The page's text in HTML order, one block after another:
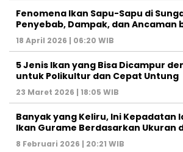
Fenomena Ikan Sapu-Sapu di
Penyebab, Dampak, dan Ancaman
18 April 2026 | 06:20 WIB
5 Jenis Ikan yang Bisa Dicampur
untuk Polikultur dan Cepat Untung
23 Maret 2026 | 18:05 WIB
Banyak yang Keliru, Ini Kepadatan
Ikan Gurame Berdasarkan Ukuran
8 Februari 2026 | 20:21 WIB